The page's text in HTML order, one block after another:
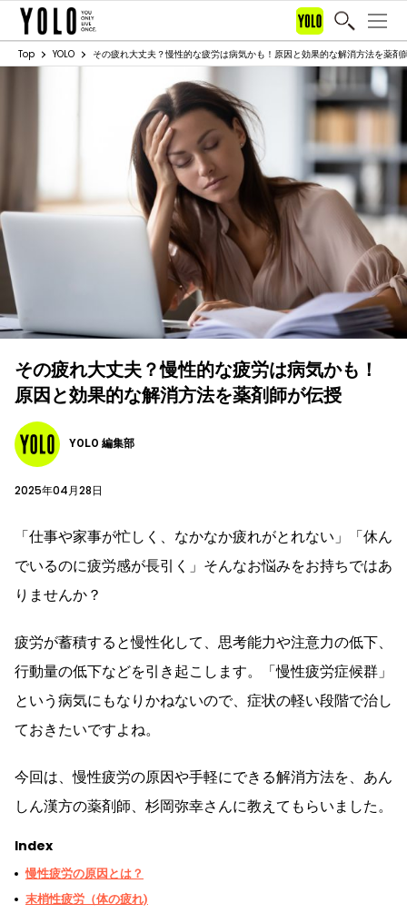
Top YOLO その疲れ大丈夫？慢性的な疲労は病気かも！原因と効果的な解消方法を薬剤
その疲れ大丈夫？慢性的な疲労は病気かも！
原因と効果的な解消方法を薬剤師が伝授
YOLO 編集部
2025年04月28日
「仕事や家事が忙しく、なかなか疲れがとれない」「休ん
でいるのに疲労感が長引く」そんなお悩みをお持ちではあ
りませんか？
疲労が蓄積すると慢性化して、思考能力や注意力の低下、
行動量の低下などを引き起こします。「慢性疲労症候群」
という病気にもなりかねないので、症状の軽い段階で治し
ておきたいですよね。
今回は、慢性疲労の原因や手軽にできる解消方法を、あん
しん漢方の薬剤師、杉岡弥幸さんに教えてもらいました。
Index
慢性疲労の原因とは？
末梢性疲労（体の疲れ)